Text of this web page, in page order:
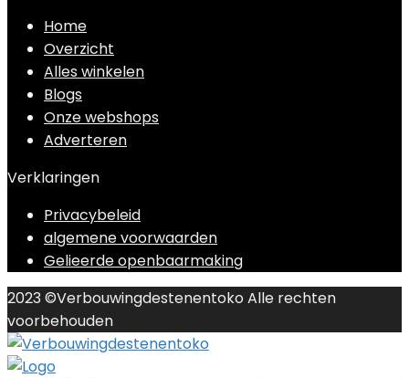
Home
Overzicht
Alles winkelen
Blogs
Onze webshops
Adverteren
Verklaringen
Privacybeleid
algemene voorwaarden
Gelieerde openbaarmaking
2023 ©Verbouwingdestenentoko Alle rechten
voorbehouden